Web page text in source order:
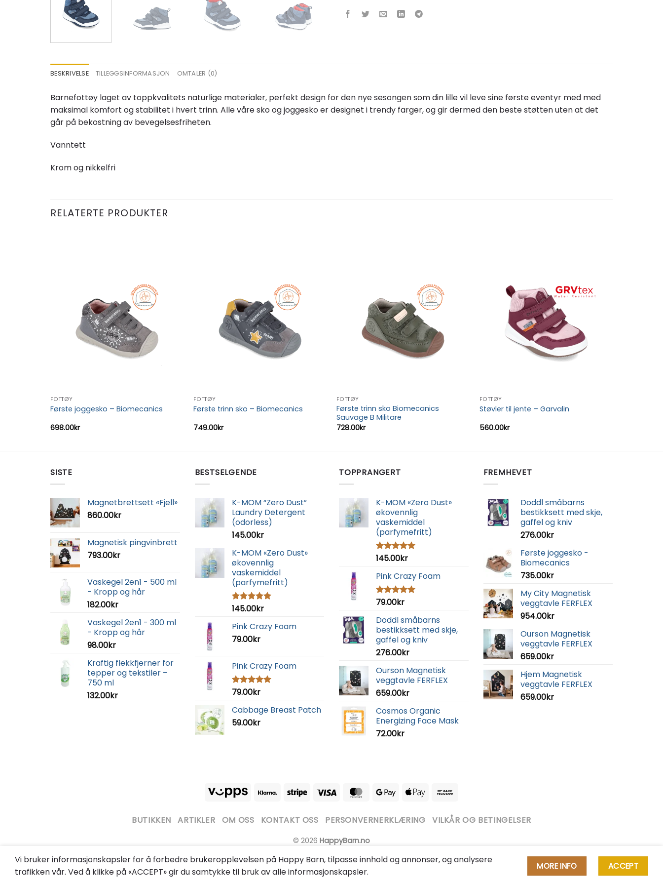
BESKRIVELSE TILLEGGSINFORMASJON OMTALER (0)
Barnefottøy laget av toppkvalitets naturlige materialer, perfekt design for den nye sesongen som din lille vil leve sine første eventyr med med
maksimal komfort og stabilitet i hvert trinn. Alle våre sko og joggesko er designet i trendy farger, og gir dermed den beste støtten uten at det
går på bekostning av bevegelsesfriheten.
Vanntett
Krom og nikkelfri
RELATERTE PRODUKTER
FOTTØY
Første joggesko – Biomecanics
698.00kr
FOTTØY
Første trinn sko – Biomecanics
749.00kr
FOTTØY
Første trinn sko Biomecanics
Sauvage B Militare
728.00kr
FOTTØY
Støvler til jente – Garvalin
560.00kr
SISTE
Magnetbrettsett «Fjell»
860.00kr
Magnetisk pingvinbrett
793.00kr
Vaskegel 2en1 - 500 ml
- Kropp og hår
182.00kr
Vaskegel 2en1 - 300 ml
- Kropp og hår
98.00kr
Kraftig flekkfjerner for
tepper og tekstiler –
750 ml
132.00kr
BESTSELGENDE
K-MOM “Zero Dust”
Laundry Detergent
(odorless)
145.00kr
K-MOM «Zero Dust»
økovennlig
vaskemiddel
(parfymefritt)
Vurdert
145.00kr
Pink Crazy Foam
79.00kr
Pink Crazy Foam
Vurdert
79.00kr
Cabbage Breast Patch
59.00kr
TOPPRANGERT
K-MOM «Zero Dust»
økovennlig
vaskemiddel
(parfymefritt)
Vurdert
145.00kr
Pink Crazy Foam
Vurdert
79.00kr
Doddl småbarns
bestikksett med skje,
gaffel og kniv
276.00kr
Ourson Magnetisk
veggtavle FERFLEX
659.00kr
Cosmos Organic
Energizing Face Mask
72.00kr
FREMHEVET
Doddl småbarns
bestikksett med skje,
gaffel og kniv
276.00kr
Første joggesko -
Biomecanics
735.00kr
My City Magnetisk
veggtavle FERFLEX
954.00kr
Ourson Magnetisk
veggtavle FERFLEX
659.00kr
Hjem Magnetisk
veggtavle FERFLEX
659.00kr
BUTIKKEN ARTIKLER OM OSS KONTAKT OSS PERSONVERNERKLÆRING VILKÅR OG BETINGELSER
© 2026 HappyBarn.no
Vi bruker informasjonskapsler for å forbedre brukeropplevelsen på Happy Barn, tilpasse innhold og annonser, og analysere
trafikken vår. Ved å klikke på «ACCEPT» gir du samtykke til bruk av alle informasjonskapsler.
MORE INFO ACCEPT